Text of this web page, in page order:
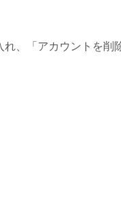
、「アカウントを削